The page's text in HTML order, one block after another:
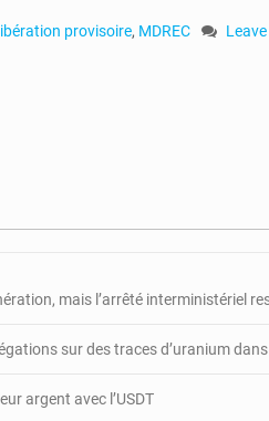
provisoire, MDREC
mais l’arrêté interministériel
sur des traces d’uranium
argent avec l’USDT